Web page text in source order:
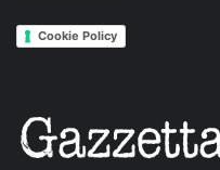
Cookie Policy